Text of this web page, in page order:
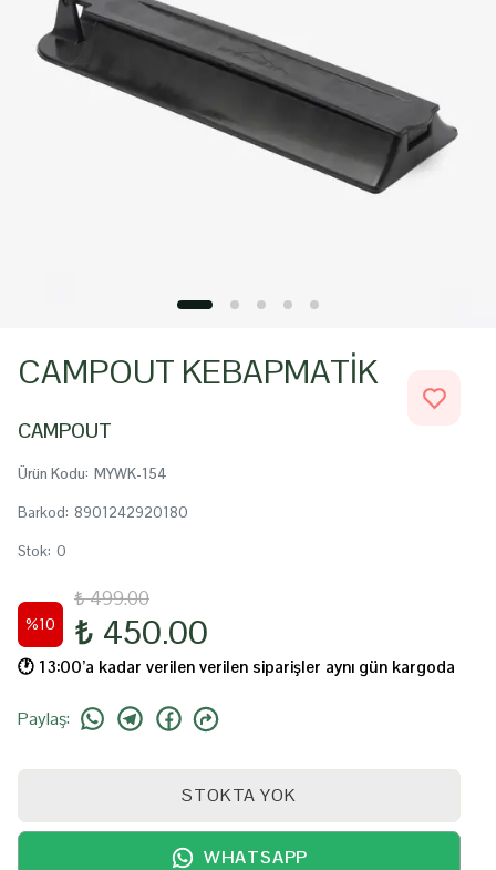
CAMPOUT KEBAPMATİK
CAMPOUT
Ürün Kodu: MYWK-154
Barkod: 8901242920180
Stok: 0
%10
₺ 499.00
₺ 450.00
🕐️ 13:00’a kadar verilen verilen siparişler aynı gün kargoda
Paylaş:
STOKTA YOK
WHATSAPP